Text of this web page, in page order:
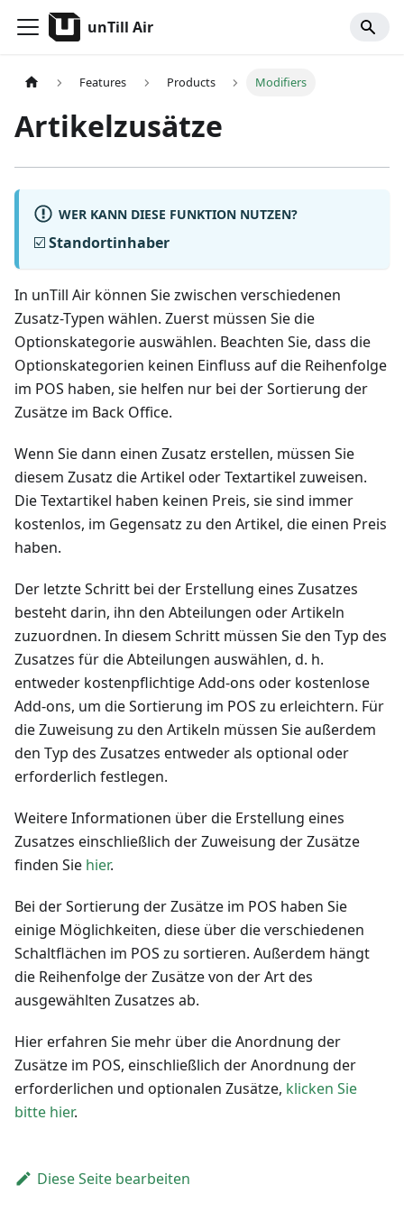
unTill Air
Features Products Modifiers
Artikelzusätze
WER KANN DIESE FUNKTION NUTZEN?
☑️Standortinhaber
In unTill Air können Sie zwischen verschiedenen
Zusatz-Typen wählen. Zuerst müssen Sie die
Optionskategorie auswählen. Beachten Sie, dass die
Optionskategorien keinen Einfluss auf die Reihenfolge
im POS haben, sie helfen nur bei der Sortierung der
Zusätze im Back Office.
Wenn Sie dann einen Zusatz erstellen, müssen Sie
diesem Zusatz die Artikel oder Textartikel zuweisen.
Die Textartikel haben keinen Preis, sie sind immer
kostenlos, im Gegensatz zu den Artikel, die einen Preis
haben.
Der letzte Schritt bei der Erstellung eines Zusatzes
besteht darin, ihn den Abteilungen oder Artikeln
zuzuordnen. In diesem Schritt müssen Sie den Typ des
Zusatzes für die Abteilungen auswählen, d. h.
entweder kostenpflichtige Add-ons oder kostenlose
Add-ons, um die Sortierung im POS zu erleichtern. Für
die Zuweisung zu den Artikeln müssen Sie außerdem
den Typ des Zusatzes entweder als optional oder
erforderlich festlegen.
Weitere Informationen über die Erstellung eines
Zusatzes einschließlich der Zuweisung der Zusätze
finden Sie hier.
Bei der Sortierung der Zusätze im POS haben Sie
einige Möglichkeiten, diese über die verschiedenen
Schaltflächen im POS zu sortieren. Außerdem hängt
die Reihenfolge der Zusätze von der Art des
ausgewählten Zusatzes ab.
Hier erfahren Sie mehr über die Anordnung der
Zusätze im POS, einschließlich der Anordnung der
erforderlichen und optionalen Zusätze, klicken Sie
bitte hier.
Diese Seite bearbeiten